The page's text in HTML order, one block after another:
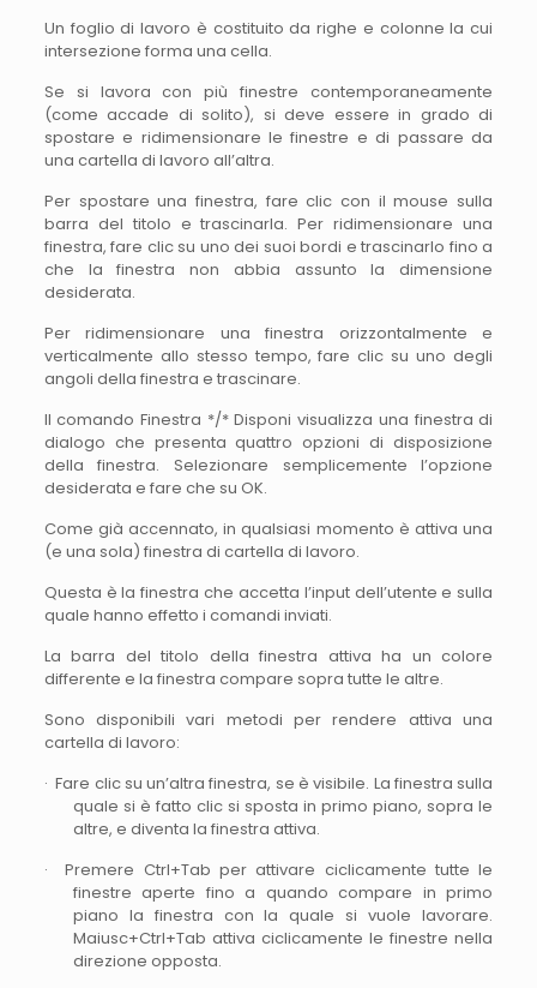
Un foglio di lavoro è costituito da righe e colonne la cui
intersezione forma una cella.
Se si lavora con più finestre contemporaneamente
(come accade di solito), si deve essere in grado di
spostare e ridimensionare le finestre e di passare da
una cartella di lavoro all’altra.
Per spostare una finestra, fare clic con il mouse sulla
barra del titolo e trascinarla. Per ridimensionare una
finestra, fare clic su uno dei suoi bordi e trascinarlo fino a
che la finestra non abbia assunto la dimensione
desiderata.
Per ridimensionare una finestra orizzontalmente e
verticalmente allo stesso tempo, fare clic su uno degli
angoli della finestra e trascinare.
Il comando Finestra */* Disponi visualizza una finestra di
dialogo che presenta quattro opzioni di disposizione
della finestra. Selezionare semplicemente l’opzione
desiderata e fare che su OK.
Come già accennato, in qualsiasi momento è attiva una
(e una sola) finestra di cartella di lavoro.
Questa è la finestra che accetta l’input dell’utente e sulla
quale hanno effetto i comandi inviati.
La barra del titolo della finestra attiva ha un colore
differente e la finestra compare sopra tutte le altre.
Sono disponibili vari metodi per rendere attiva una
cartella di lavoro:
· Fare clic su un’altra finestra, se è visibile. La finestra sulla
quale si è fatto clic si sposta in primo piano, sopra le
altre, e diventa la finestra attiva.
· Premere Ctrl+Tab per attivare ciclicamente tutte le
finestre aperte fino a quando compare in primo
piano la finestra con la quale si vuole lavorare.
Maiusc+Ctrl+Tab attiva ciclicamente le finestre nella
direzione opposta.